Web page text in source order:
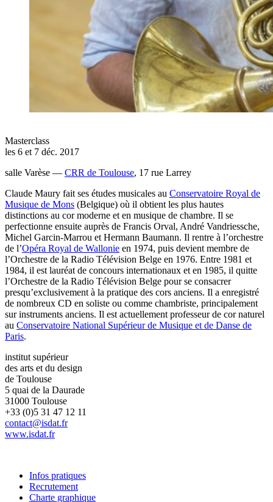
Masterclass
les 6 et 7 déc. 2017
salle Varèse — CRR de Toulouse, 17 rue Larrey
Claude Maury fait ses études musicales au Conservatoire Royal de
Musique de Mons (Belgique) où il obtient les plus hautes
distinctions au cor moderne et en musique de chambre. Il se
perfectionne ensuite auprès de Francis Orval, André Vandriessche,
Michel Garcin-Marrou et Hermann Baumann. Il rentre à l’orchestre
de l’Opéra Royal de Wallonie en 1974, puis devient membre de
l’Orchestre de la Radio Télévision Belge en 1976. Entre 1981 et
1984, il est lauréat de concours internationaux et en 1985, il quitte
l’Orchestre de la Radio Télévision Belge pour se consacrer
presqu’exclusivement à la pratique des cors anciens. Il a enregistré
de nombreux CD en soliste ou comme chambriste, principalement
sur instruments anciens. Il est actuellement professeur de cor naturel
au Conservatoire National Supérieur de Musique et de Danse de
Paris.
institut supérieur
des arts et du design
de Toulouse
5 quai de la Daurade
31000 Toulouse
+33 (0)5 31 47 12 11
contact@isdat.fr
www.isdat.fr
Infos pratiques
Recrutement
Charte graphique